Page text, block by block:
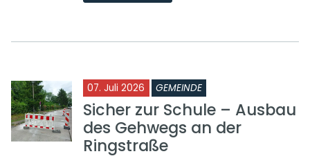
07. Juli 2026 GEMEINDE
Sicher zur Schule – Ausbau
des Gehwegs an der
Ringstraße